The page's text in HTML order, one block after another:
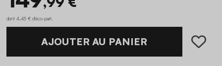
dont 4,45 € d'éco-part
AJOUTER AU PANIER